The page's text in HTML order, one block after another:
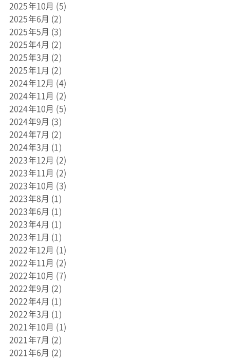
2025年10月 (5)
2025年6月 (2)
2025年5月 (3)
2025年4月 (2)
2025年3月 (2)
2025年1月 (2)
2024年12月 (4)
2024年11月 (2)
2024年10月 (5)
2024年9月 (3)
2024年7月 (2)
2024年3月 (1)
2023年12月 (2)
2023年11月 (2)
2023年10月 (3)
2023年8月 (1)
2023年6月 (1)
2023年4月 (1)
2023年1月 (1)
2022年12月 (1)
2022年11月 (2)
2022年10月 (7)
2022年9月 (2)
2022年4月 (1)
2022年3月 (1)
2021年10月 (1)
2021年7月 (2)
2021年6月 (2)